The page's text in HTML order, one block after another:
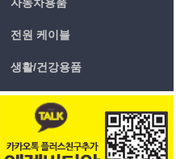
전원 케이블
생활/건강용품